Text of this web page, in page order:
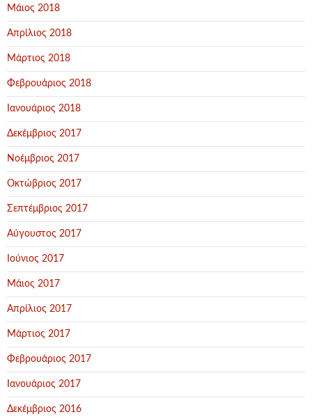
Μάιος 2018
Απρίλιος 2018
Μάρτιος 2018
Φεβρουάριος 2018
Ιανουάριος 2018
Δεκέμβριος 2017
Νοέμβριος 2017
Οκτώβριος 2017
Σεπτέμβριος 2017
Αύγουστος 2017
Ιούνιος 2017
Μάιος 2017
Απρίλιος 2017
Μάρτιος 2017
Φεβρουάριος 2017
Ιανουάριος 2017
Δεκέμβριος 2016